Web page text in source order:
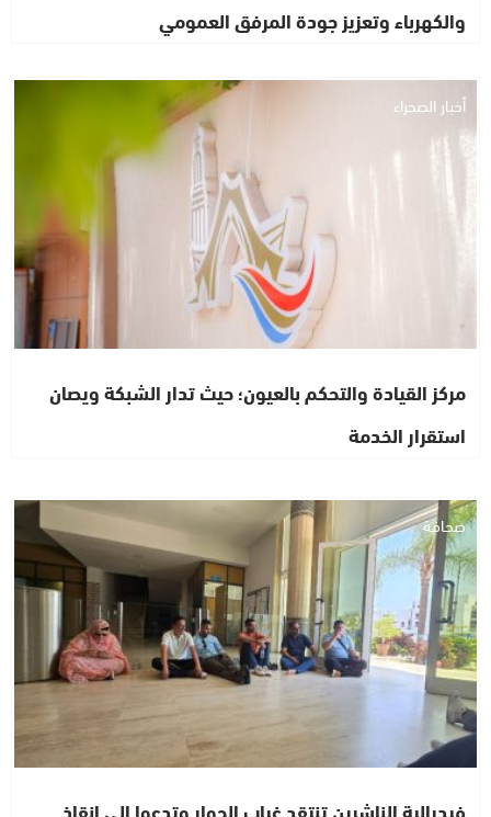
والكهرباء وتعزيز جودة المرفق العمومي
أخبار الصحراء
مركز القيادة والتحكم بالعيون؛ حيث تدار الشبكة ويصان
استقرار الخدمة
صحافة